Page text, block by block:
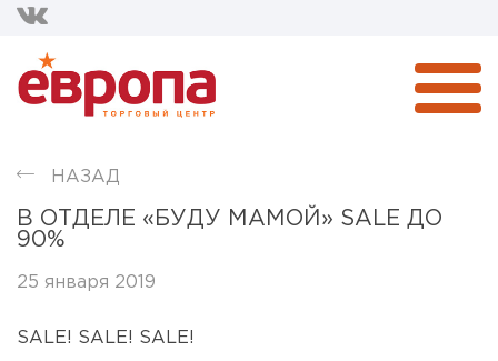
НАЗАД
В ОТДЕЛЕ «БУДУ МАМОЙ» SALE ДО
90%
25 января 2019
SALE! SALE! SALE!